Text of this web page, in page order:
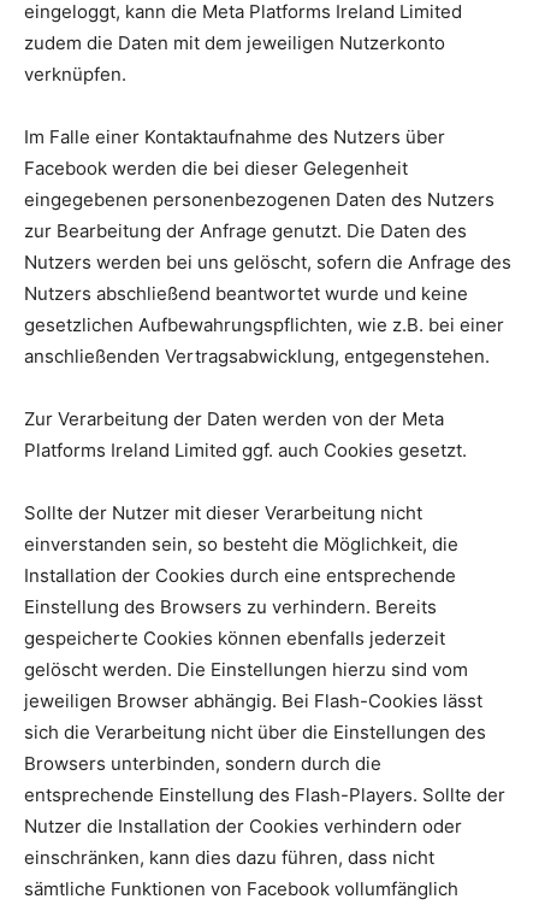
eingeloggt, kann die Meta Platforms Ireland Limited
zudem die Daten mit dem jeweiligen Nutzerkonto
verknüpfen.
Im Falle einer Kontaktaufnahme des Nutzers über
Facebook werden die bei dieser Gelegenheit
eingegebenen personenbezogenen Daten des Nutzers
zur Bearbeitung der Anfrage genutzt. Die Daten des
Nutzers werden bei uns gelöscht, sofern die Anfrage des
Nutzers abschließend beantwortet wurde und keine
gesetzlichen Aufbewahrungspflichten, wie z.B. bei einer
anschließenden Vertragsabwicklung, entgegenstehen.
Zur Verarbeitung der Daten werden von der Meta
Platforms Ireland Limited ggf. auch Cookies gesetzt.
Sollte der Nutzer mit dieser Verarbeitung nicht
einverstanden sein, so besteht die Möglichkeit, die
Installation der Cookies durch eine entsprechende
Einstellung des Browsers zu verhindern. Bereits
gespeicherte Cookies können ebenfalls jederzeit
gelöscht werden. Die Einstellungen hierzu sind vom
jeweiligen Browser abhängig. Bei Flash-Cookies lässt
sich die Verarbeitung nicht über die Einstellungen des
Browsers unterbinden, sondern durch die
entsprechende Einstellung des Flash-Players. Sollte der
Nutzer die Installation der Cookies verhindern oder
einschränken, kann dies dazu führen, dass nicht
sämtliche Funktionen von Facebook vollumfänglich